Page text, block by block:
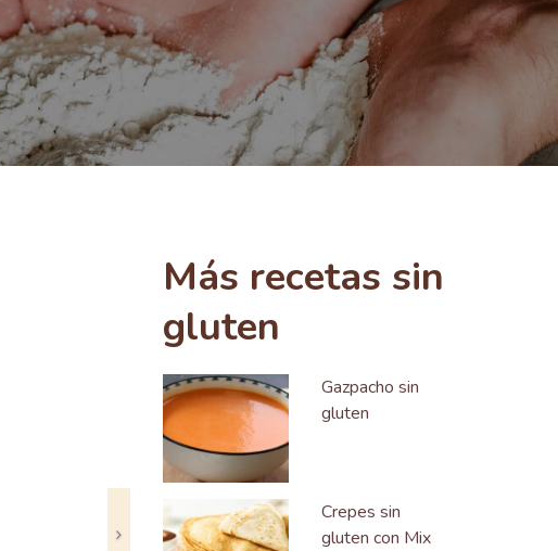
Siguiente
Más recetas sin
gluten
Gazpacho sin
gluten
Crepes sin
gluten con Mix